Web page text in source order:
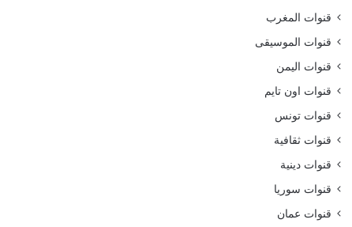
قنوات المغرب
قنوات الموسيقى
قنوات اليمن
قنوات اون تايم
قنوات تونس
قنوات ثقافية
قنوات دينية
قنوات سوريا
قنوات عمان